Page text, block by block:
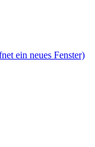
ein neues Fenster)